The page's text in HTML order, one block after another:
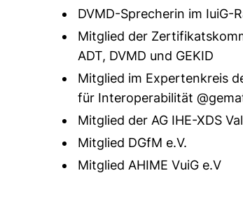
DVMD-Sprecherin im IuiG-
Mitglied der
ADT, DVMD und GEKID
Mitglied im Expertenkreis
für Interoperabilität
Mitglied der AG IHE-XDS
Mitglied DGfM e.V.
Mitglied AHIME VuiG e.V